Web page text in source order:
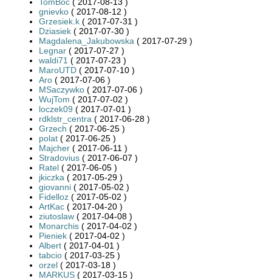
gnievko ( 2017-08-12 )
Grzesiek.k ( 2017-07-31 )
Dziasiek ( 2017-07-30 )
Magdalena_Jakubowska ( 2017-07-29 )
Legnar ( 2017-07-27 )
waldi71 ( 2017-07-23 )
MaroUTD ( 2017-07-10 )
Aro ( 2017-07-06 )
MSaczywko ( 2017-07-06 )
WujTom ( 2017-07-02 )
loczek09 ( 2017-07-01 )
rdklstr_centra ( 2017-06-28 )
Grzech ( 2017-06-25 )
polat ( 2017-06-25 )
Majcher ( 2017-06-11 )
Stradovius ( 2017-06-07 )
Ratel ( 2017-06-05 )
jkiczka ( 2017-05-29 )
giovanni ( 2017-05-02 )
Fidelloz ( 2017-05-02 )
ArtKac ( 2017-04-20 )
ziutoslaw ( 2017-04-08 )
Monarchis ( 2017-04-02 )
Pieniek ( 2017-04-02 )
Albert ( 2017-04-01 )
tabcio ( 2017-03-25 )
orzel ( 2017-03-18 )
MARKUS ( 2017-03-15 )